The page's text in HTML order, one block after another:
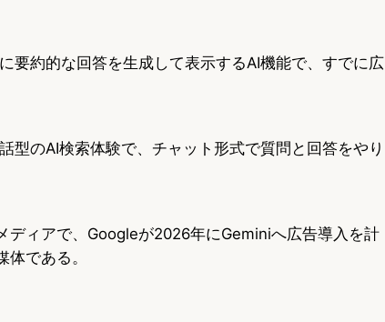
要約的な回答を生成して表示するAI機能で、すでに広
型のAI検索体験で、チャット形式で質問と回答をやり
ディアで、Googleが2026年にGeminiへ広告導入を計
である。